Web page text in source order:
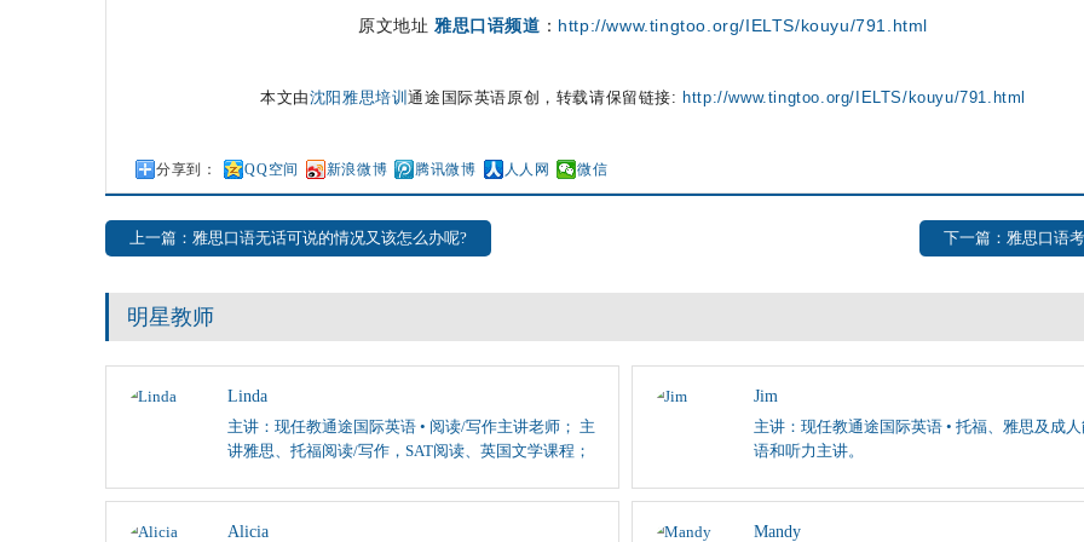
原文地址 雅思口语频道 ： http://www.tingtoo.org/IELTS/kouyu/791.html
本文由沈阳雅思培训通途国际英语原创，转载请保留链接: http://www.tingtoo.org/IELTS/kouyu/791.html
分享到： QQ空间 新浪微博 腾讯微博 人人网 微信
上一篇：雅思口语无话可说的情况又该怎么办呢? 下一篇：雅思口语
明星教师
Linda
主讲：现任教通途国际英语 • 阅读/写作主讲老师； 主
讲雅思、托福阅读/写作，SAT阅读、英国文学课程；
Jim
主讲：现任教通途国际英语 • 托福、雅思及成人
语和听力主讲。
Alicia Mandy